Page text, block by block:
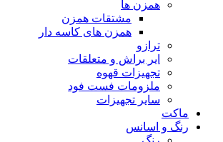
همزن ها
مشتقات همزن
همزن های کاسه دار
ترازو
ایر براش و متعلقات
تجهیزات قهوه
ملزومات فست فود
سایر تجهیزات
ماکت
رنگ و اسانس